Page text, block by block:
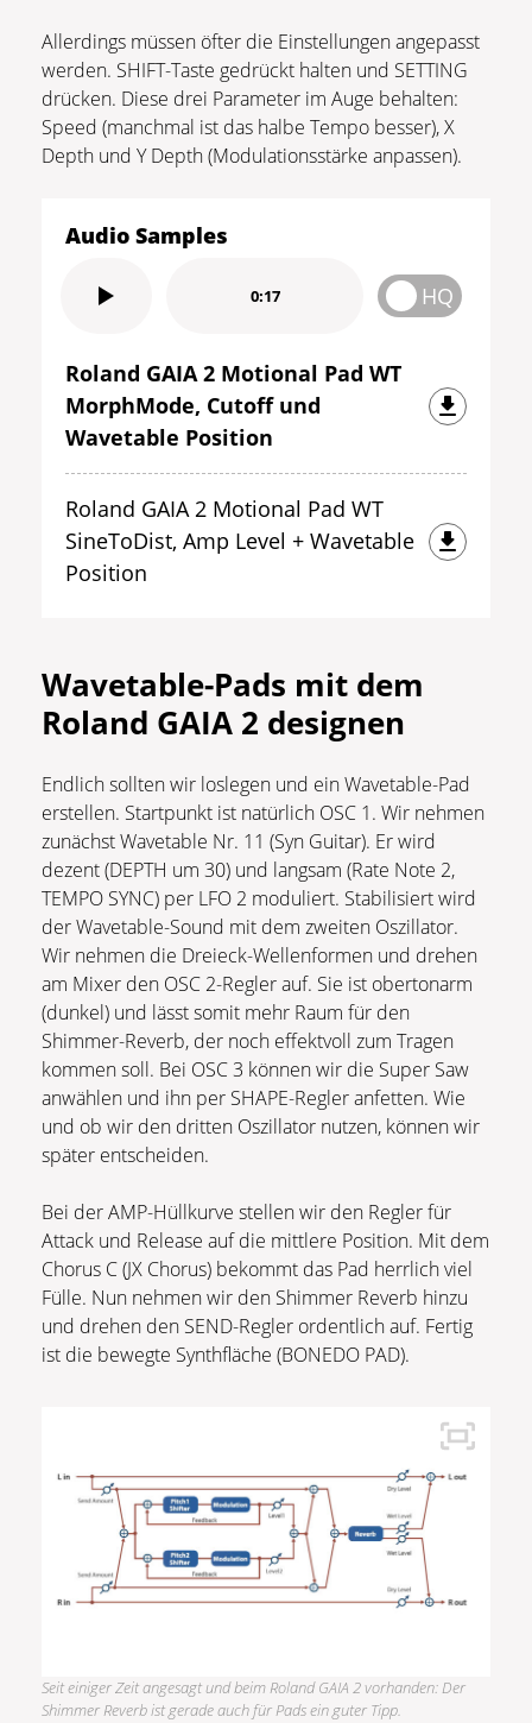
Allerdings müssen öfter die Einstellungen angepasst
werden. SHIFT-Taste gedrückt halten und SETTING
drücken. Diese drei Parameter im Auge behalten:
Speed (manchmal ist das halbe Tempo besser), X
Depth und Y Depth (Modulationsstärke anpassen).
Audio Samples
0:17 HQ
Roland GAIA 2 Motional Pad WT
MorphMode, Cutoff und
Wavetable Position
Roland GAIA 2 Motional Pad WT
SineToDist, Amp Level + Wavetable
Position
Wavetable-Pads mit dem
Roland GAIA 2 designen
Endlich sollten wir loslegen und ein Wavetable-Pad
erstellen. Startpunkt ist natürlich OSC 1. Wir nehmen
zunächst Wavetable Nr. 11 (Syn Guitar). Er wird
dezent (DEPTH um 30) und langsam (Rate Note 2,
TEMPO SYNC) per LFO 2 moduliert. Stabilisiert wird
der Wavetable-Sound mit dem zweiten Oszillator.
Wir nehmen die Dreieck-Wellenformen und drehen
am Mixer den OSC 2-Regler auf. Sie ist obertonarm
(dunkel) und lässt somit mehr Raum für den
Shimmer-Reverb, der noch effektvoll zum Tragen
kommen soll. Bei OSC 3 können wir die Super Saw
anwählen und ihn per SHAPE-Regler anfetten. Wie
und ob wir den dritten Oszillator nutzen, können wir
später entscheiden.
Bei der AMP-Hüllkurve stellen wir den Regler für
Attack und Release auf die mittlere Position. Mit dem
Chorus C (JX Chorus) bekommt das Pad herrlich viel
Fülle. Nun nehmen wir den Shimmer Reverb hinzu
und drehen den SEND-Regler ordentlich auf. Fertig
ist die bewegte Synthfläche (BONEDO PAD).
Seit einiger Zeit angesagt und beim Roland GAIA 2 vorhanden: Der
Shimmer Reverb ist gerade auch für Pads ein guter Tipp.